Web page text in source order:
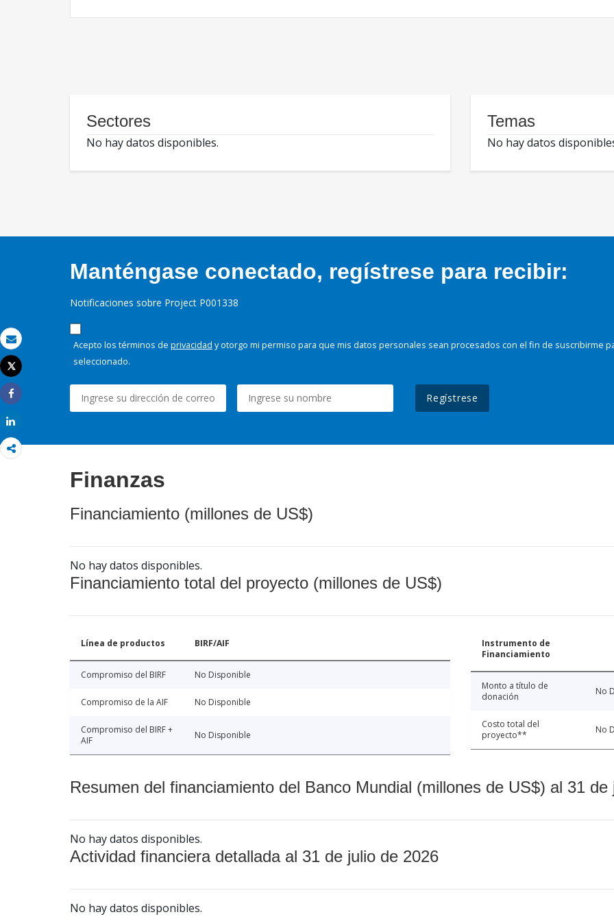
Correo electrónico
Imprimir
Tweet
Share
Sectores
No hay datos disponibles.
Temas
No hay datos
Manténgase conectado, regístrese para recibir:
Notificaciones sobre Project P001338
Acepto los términos de privacidad y otorgo mi permiso para que mis datos personales sean procesados con el fin de suscribirme
seleccionado.
Regístrese
Finanzas
Financiamiento (millones de US$)
No hay datos disponibles.
Financiamiento total del proyecto (millones de US$)
Línea de productos BIRF/AIF
Compromiso del BIRF No Disponible
Compromiso de la AIF No Disponible
Compromiso del BIRF +
AIF
No Disponible
Instrumento de
Financiamiento
Monto a título de
donación
No
Costo total del
proyecto**
No
Resumen del financiamiento del Banco Mundial (millones de US$) al 31 de
No hay datos disponibles.
Actividad financiera detallada al 31 de julio de 2026
No hay datos disponibles.